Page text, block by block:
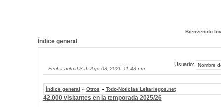
Bienvenido
Índice general
Fecha actual Sab Ago 08, 2026 11:48 pm
Usuario:
Índice general » Otros » Todo-Noticias Leitariegos.net
42.000 visitantes en la temporada 2025/26